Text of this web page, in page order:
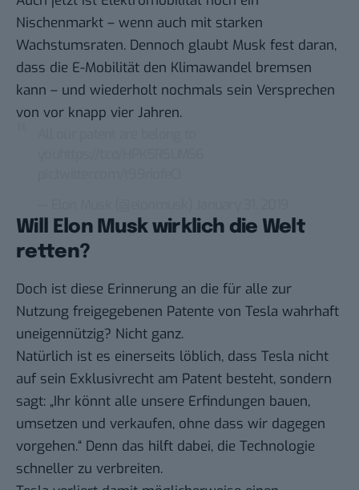
Nischenmarkt – wenn auch mit starken
Wachstumsraten. Dennoch glaubt Musk fest daran,
dass die E-Mobilität den Klimawandel bremsen
kann – und wiederholt nochmals sein Versprechen
von vor knapp vier Jahren.
Will Elon Musk wirklich die Welt
retten?
Doch ist diese Erinnerung an die für alle zur
Nutzung freigegebenen Patente von Tesla wahrhaft
uneigennützig? Nicht ganz.
Natürlich ist es einerseits löblich, dass Tesla nicht
auf sein Exklusivrecht am Patent besteht, sondern
sagt: „Ihr könnt alle unsere Erfindungen bauen,
umsetzen und verkaufen, ohne dass wir dagegen
vorgehen.“ Denn das hilft dabei, die Technologie
schneller zu verbreiten.